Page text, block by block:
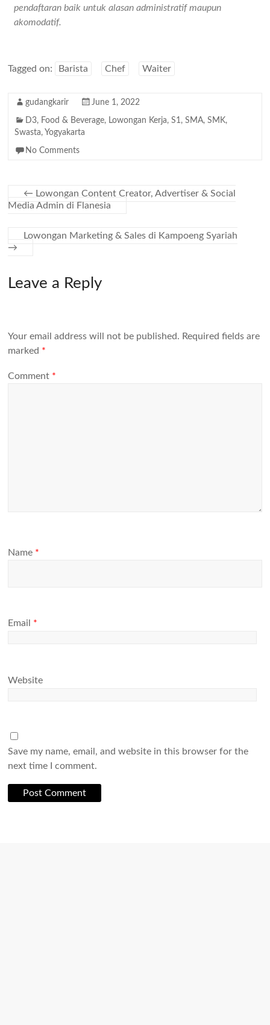
pendaftaran baik untuk alasan administratif maupun
akomodatif.
Tagged on: Barista Chef Waiter
gudangkarir June 1, 2022
D3, Food & Beverage, Lowongan Kerja,S1,SMA,SMK,
Swasta, Yogyakarta
No Comments
← Lowongan Content Creator, Advertiser & Social
Media Admin di Flanesia
Lowongan Marketing & Sales di Kampoeng Syariah
→
Leave a Reply
Your email address will not be published. Required fields are
marked *
Comment *
Name *
Email *
Website
Save my name, email, and website in this browser for the
next time I comment.